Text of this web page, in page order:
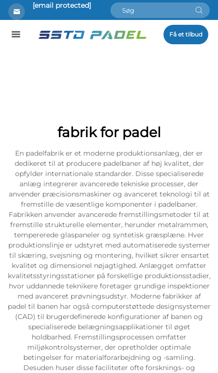
[email protected]
Få et tilbud
fabrik for padel
En padelfabrik er et moderne produktionsanlæg, der er
dedikeret til at producere padelbaner af høj kvalitet, der
opfylder internationale standarder. Disse specialiserede
anlæg integrerer avancerede tekniske processer, der
anvender præcisionsmaskiner og avanceret teknologi til at
fremstille de væsentlige komponenter i padelbaner.
Fabrikken anvender avancerede fremstillingsmetoder til at
fremstille strukturelle elementer, herunder metalrammen,
tempererede glaspaneler og syntetisk græsplæne. Hver
produktionslinje er udstyret med automatiserede systemer
til skæring, svejsning og montering, hvilket sikrer ensartet
kvalitet og dimensionel nøjagtighed. Anlægget omfatter
kvalitetsstyringsstationer på forskellige produktionsstadier,
hvor uddannede teknikere foretager grundige inspektioner
med avanceret prøvningsudstyr. Moderne fabrikker af
padel til banen har også computerstøttede designsystemer
(CAD) til brugerdefinerede konfigurationer af banen og
specialiserede belægningsapplikationer til øget
holdbarhed. Fremstillingsprocessen omfatter
miljøkontrolsystemer, der opretholder optimale
betingelser for materialforarbejdning og -samling.
Desuden huser disse faciliteter ofte forsknings- og